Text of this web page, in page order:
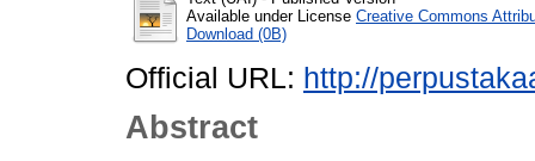
Available under License Creative Commons
Download (0B)
Official URL: http://
Abstract